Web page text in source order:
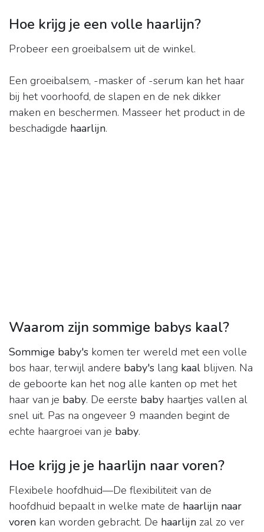
Hoe krijg je een volle haarlijn?
Probeer een groeibalsem uit de winkel.
Een groeibalsem, -masker of -serum kan het haar
bij het voorhoofd, de slapen en de nek dikker
maken en beschermen. Masseer het product in de
beschadigde haarlijn.
Waarom zijn sommige babys kaal?
Sommige baby's komen ter wereld met een volle
bos haar, terwijl andere baby's lang kaal blijven. Na
de geboorte kan het nog alle kanten op met het
haar van je baby. De eerste baby haartjes vallen al
snel uit. Pas na ongeveer 9 maanden begint de
echte haargroei van je baby.
Hoe krijg je je haarlijn naar voren?
Flexibele hoofdhuid—De flexibiliteit van de
hoofdhuid bepaalt in welke mate de haarlijn naar
voren kan worden gebracht. De haarlijn zal zo ver